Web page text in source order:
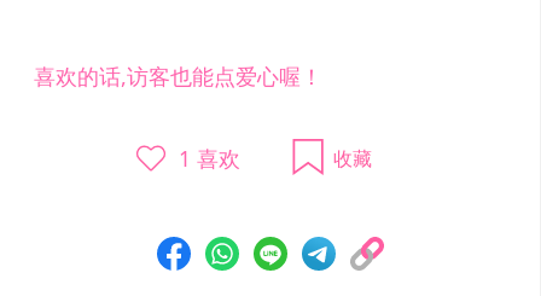
喜欢的话,访客也能点爱心喔！
1 喜欢 收藏